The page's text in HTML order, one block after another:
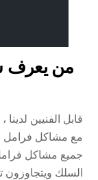
من يعرف
قابل الفنيين
مع مشاكل فرامل
جميع مشاكل
السلك ويتجاوزون